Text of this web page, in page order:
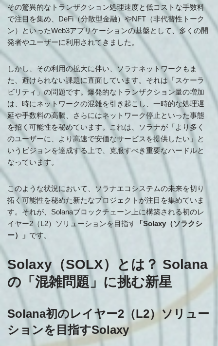
その驚異的なトランザクション処理速度と低コストな手数料
で注目を集め、DeFi（分散型金融）やNFT（非代替性トーク
ン）といったWeb3アプリケーションの基盤として、多くの開
発者やユーザーに利用されてきました。
しかし、その利用の拡大に伴い、ソラナネットワークもま
た、避けられない課題に直面しています。それは「スケーラ
ビリティ」の問題です。爆発的なトランザクション量の増加
は、時にネットワークの混雑を引き起こし、一時的な処理遅
延や手数料の高騰、さらにはネットワーク停止といった事態
を招く可能性を秘めています。これは、ソラナが「より多く
のユーザーに、より高速で安価なサービスを提供したい」と
いうビジョンを達成する上で、克服すべき重要なハードルと
なっています。
このような状況において、ソラナエコシステムの未来を切り
拓く可能性を秘めた新たなプロジェクトが注目を集めていま
す。それが、Solanaブロックチェーン上に構築される初のレ
イヤー2（L2）ソリューションを目指す 「Solaxy（ソラクシ
ー）」 です。
Solaxy（SOLX）とは？ Solana
の「混雑問題」に挑む新星
Solana初のレイヤー2（L2）ソリュー
ションを目指すSolaxy